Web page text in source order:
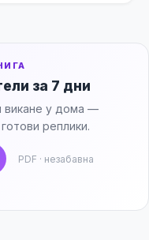
за 7 дни
викане у дома —
реплики.
PDF · незабавна